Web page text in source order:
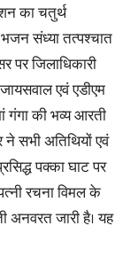
का चतुर्थ
भजन संध्या तत्पश्चात
पर जिलाधिकारी
एवं एडीएम
गंगा की भव्य आरती
ने सभी अतिथियों एवं
पक्का घाट पर
रचना विमल के
जारी है। यह